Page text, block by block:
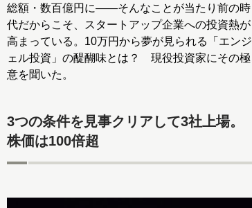
総額・数百億円に――そんなことが当たり前の時
代だからこそ、スタートアップ企業への投資熱が
高まっている。10万円から夢が見られる「エンジ
ェル投資」の醍醐味とは？ 現役投資家にその極
意を聞いた。
3つの条件を見事クリアして3社上場。
株価は100倍超